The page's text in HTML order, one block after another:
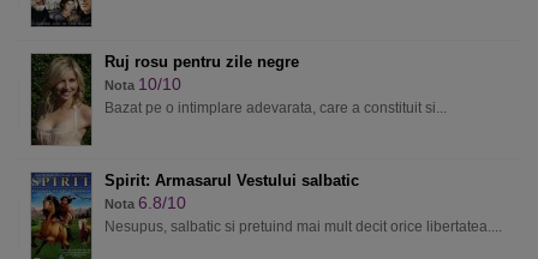
Ruj rosu pentru zile negre
Nota 10/10
Bazat pe o intimplare adevarata, care a constituit si...
Spirit: Armasarul Vestului salbatic
Nota 6.8/10
Nesupus, salbatic si pretuind mai mult decit orice libertatea....